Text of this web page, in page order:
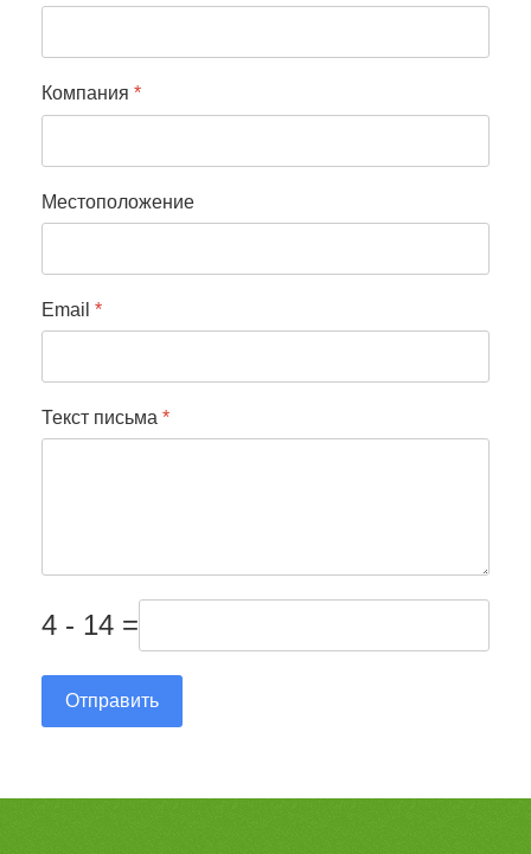
Компания *
Местоположение
Email *
Текст письма *
4 - 14 =
Отправить